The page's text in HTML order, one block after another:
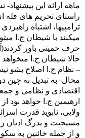
ماهه ارائه این پیشنهاد-
راستای تحریم های
ترامپیها، اشتباه
میکنند با شیطان ج.ا
حرف خمینی باور
حالا شیطان ج.ا میخواهد
– نظام ج.ا اصلاح بشو
محال- به تبدیل به چین
اقتصادی و نظامی و
ارهیمین ج.ا خواهد بود
ولایی، نابوید قدرت
مسیحیت و یدرگ ادیان
و از جمله خائنین به